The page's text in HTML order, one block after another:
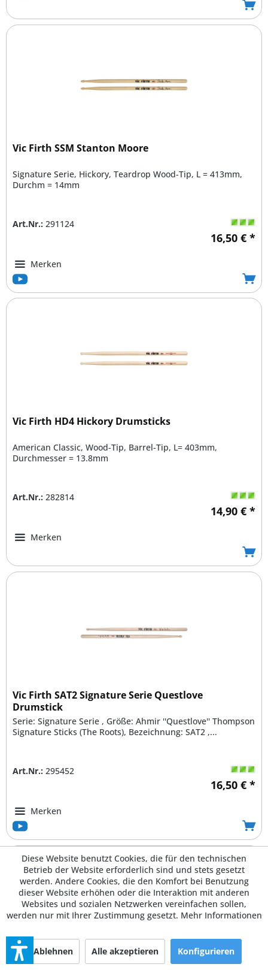
Vic Firth SSM Stanton Moore
Signature Serie, Hickory, Teardrop Wood-Tip, L = 413mm,
Durchm = 14mm
Art.Nr.: 291124
16,50 € *
Merken
Vic Firth HD4 Hickory Drumsticks
American Classic, Wood-Tip, Barrel-Tip, L= 403mm,
Durchmesser = 13.8mm
Art.Nr.: 282814
14,90 € *
Merken
Vic Firth SAT2 Signature Serie Questlove
Drumstick
Serie: Signature Serie , Größe: Ahmir ''Questlove'' Thompson
Signature Sticks (The Roots), Bezeichnung: SAT2 ,...
Art.Nr.: 295452
16,50 € *
Merken
Diese Website benutzt Cookies, die für den technischen
Betrieb der Website erforderlich sind und stets gesetzt
werden. Andere Cookies, die den Komfort bei Benutzung
dieser Website erhöhen oder die Interaktion mit anderen
Websites und sozialen Netzwerken vereinfachen sollen,
werden nur mit Ihrer Zustimmung gesetzt. Mehr Informationen
Ablehnen Alle akzeptieren Konfigurieren